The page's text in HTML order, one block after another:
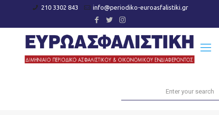
210 3302 843 info@periodiko-euroasfalistiki.gr